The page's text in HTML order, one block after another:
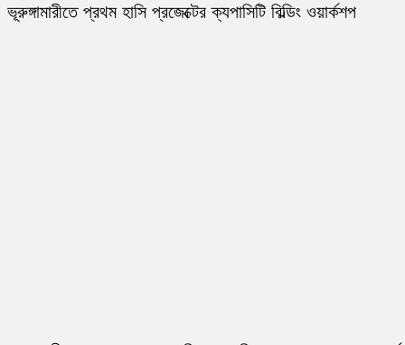
ভূরুঙ্গামারীতে প্রথম হাসি প্রজেক্টের ক্যপাসিটি বিল্ডিং ওয়ার্কশপ